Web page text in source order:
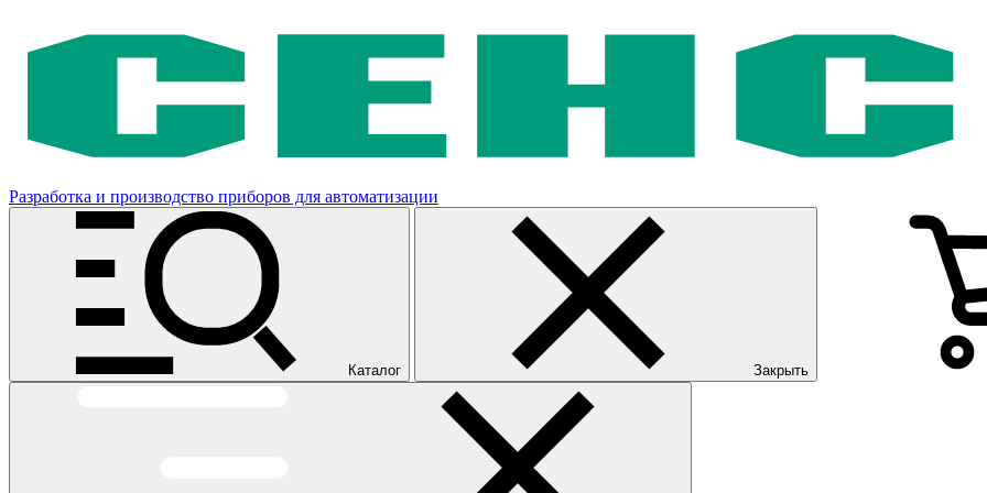
Разработка и производство приборов для автоматизации
Каталог Закрыть